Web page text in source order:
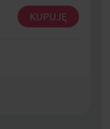
KUPUJĘ